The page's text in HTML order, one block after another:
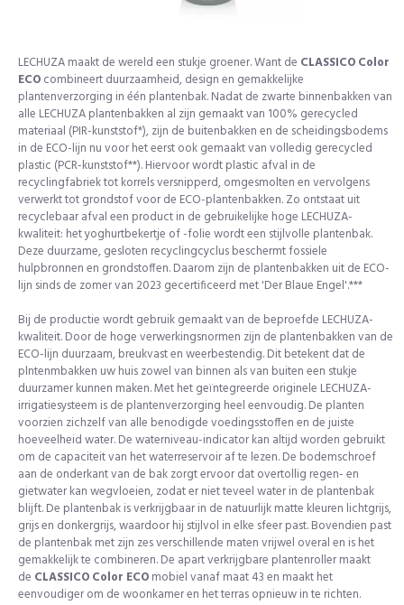
Direct 15% korting ontvangen?
LECHUZA maakt de wereld een stukje groener. Want de CLASSICO Color
ECOcombineert duurzaamheid, design en gemakkelijke
plantenverzorging in één plantenbak. Nadat de zwarte binnenbakken van
alle LECHUZA plantenbakken al zijn gemaakt van 100% gerecycled
materiaal (PIR-kunststof*), zijn de buitenbakken en de scheidingsbodems
in de ECO-lijn nu voor het eerst ook gemaakt van volledig gerecycled
plastic (PCR-kunststof**). Hiervoor wordt plastic afval in de
recyclingfabriek tot korrels versnipperd, omgesmolten en vervolgens
verwerkt tot grondstof voor de ECO-plantenbakken. Zo ontstaat uit
recyclebaar afval een product in de gebruikelijke hoge LECHUZA-
kwaliteit: het yoghurtbekertje of -folie wordt een stijlvolle plantenbak.
Deze duurzame, gesloten recyclingcyclus beschermt fossiele
hulpbronnen en grondstoffen. Daarom zijn de plantenbakken uit de ECO-
lijn sinds de zomer van 2023 gecertificeerd met 'Der Blaue Engel'.***
Bij de productie wordt gebruik gemaakt van de beproefde LECHUZA-
kwaliteit. Door de hoge verwerkingsnormen zijn de plantenbakken van de
ECO-lijn duurzaam, breukvast en weerbestendig. Dit betekent dat de
plntenmbakken uw huis zowel van binnen als van buiten een stukje
duurzamer kunnen maken. Met het geïntegreerde originele LECHUZA-
irrigatiesysteem is de plantenverzorging heel eenvoudig. De planten
voorzien zichzelf van alle benodigde voedingsstoffen en de juiste
hoeveelheid water. De waterniveau-indicator kan altijd worden gebruikt
om de capaciteit van het waterreservoir af te lezen. De bodemschroef
aan de onderkant van de bak zorgt ervoor dat overtollig regen- en
gietwater kan wegvloeien, zodat er niet teveel water in de plantenbak
blijft. De plantenbak is verkrijgbaar in de natuurlijk matte kleuren lichtgrijs,
grijs en donkergrijs, waardoor hij stijlvol in elke sfeer past. Bovendien past
de plantenbak met zijn zes verschillende maten vrijwel overal en is het
gemakkelijk te combineren. De apart verkrijgbare plantenroller maakt
de CLASSICO Color ECOmobiel vanaf maat 43 en maakt het
eenvoudiger om de woonkamer en het terras opnieuw in te richten.